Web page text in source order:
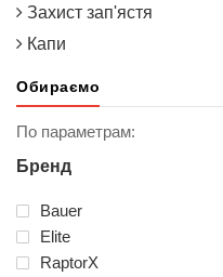
Захист зап'ястя
Капи
Обираємо
По параметрам:
Бренд
Bauer
Elite
RaptorX